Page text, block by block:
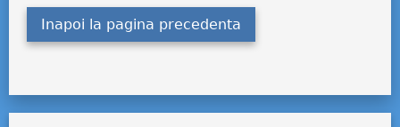
Inapoi la pagina precedenta